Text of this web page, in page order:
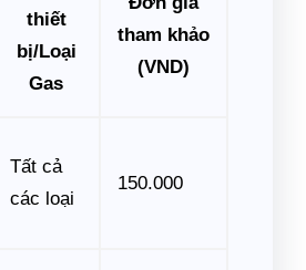
thiết
bị/Loại
Gas
tham khảo
(VND)
Tất cả
các loại
150.000